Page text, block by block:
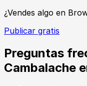
¿Vendes algo en
Publicar gratis
Preguntas
Cambalache